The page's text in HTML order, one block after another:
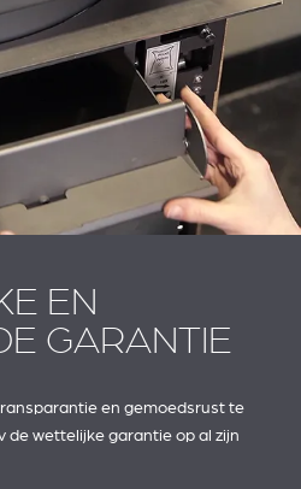
EN
GARANTIE
en gemoedsrust te
de wettelijke garantie op al zijn